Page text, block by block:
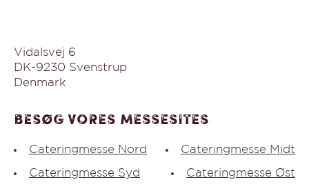
Vidalsvej 6
DK-9230 Svenstrup
Denmark
Besøg vores messesites
Cateringmesse Nord Cateringmesse Midt
Cateringmesse Syd Cateringmesse Øst